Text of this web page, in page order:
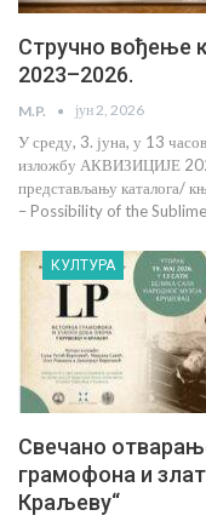
Стручно вођење
2023–2026.
M.P. јун 2, 2026
У среду, 3. јуна, у 13
изложбу АКВИЗИЦИЈЕ
представљању каталога/
– Possibility of the
КУЛТУРА
Свечано
грамофона и
Краљеву“